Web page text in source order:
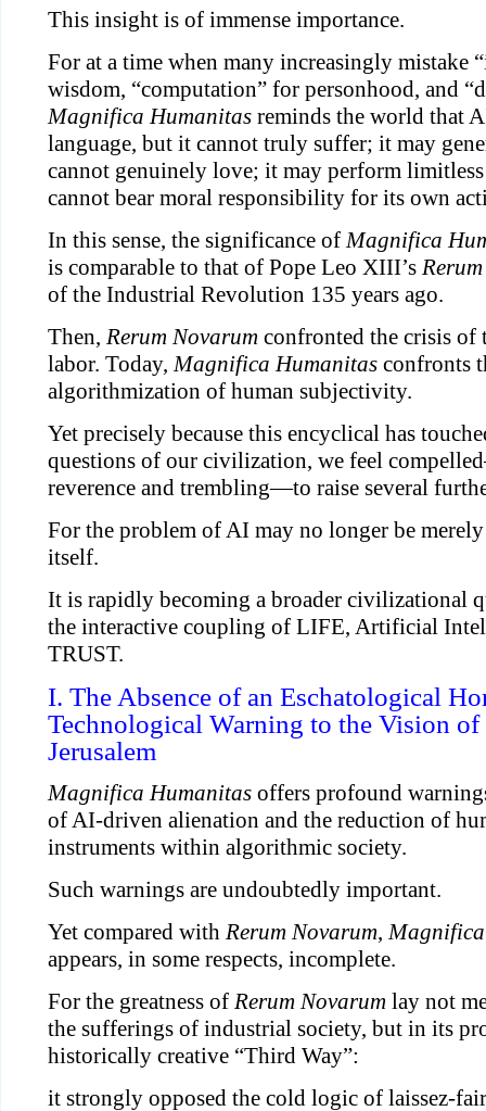
This insight is of immense importance.
For at a time when many increasingly mistake
wisdom, “computation” for personhood, and
Magnifica Humanitas reminds the world that
language, but it cannot truly suffer; it may
cannot genuinely love; it may perform
cannot bear moral responsibility for its own
In this sense, the significance of Magnifica
is comparable to that of Pope Leo XIII’s
of the Industrial Revolution 135 years ago.
Then, Rerum Novarum confronted the crisis of
labor. Today, Magnifica Humanitas confronts
algorithmization of human subjectivity.
Yet precisely because this encyclical has
questions of our civilization, we feel
reverence and trembling—to raise several
For the problem of AI may no longer be
itself.
It is rapidly becoming a broader civilizational
the interactive coupling of LIFE, Artificial
TRUST.
I. The Absence of an Eschatological
Technological Warning to the Vision of
Jerusalem
Magnifica Humanitas offers profound
of AI-driven alienation and the reduction of
instruments within algorithmic society.
Such warnings are undoubtedly important.
Yet compared with Rerum Novarum,
appears, in some respects, incomplete.
For the greatness of Rerum Novarum lay not
the sufferings of industrial society, but in its
historically creative “Third Way”:
it strongly opposed the cold logic of laissez-